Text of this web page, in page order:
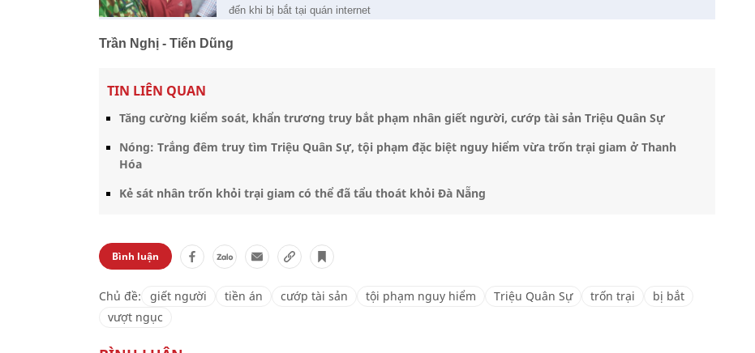
đến khi bị bắt tại quán internet
Trần Nghị - Tiến Dũng
TIN LIÊN QUAN
Tăng cường kiểm soát, khẩn trương truy bắt phạm nhân giết người, cướp tài sản Triệu Quân Sự
Nóng: Trắng đêm truy tìm Triệu Quân Sự, tội phạm đặc biệt nguy hiểm vừa trốn trại giam ở Thanh
Hóa
Kẻ sát nhân trốn khỏi trại giam có thể đã tẩu thoát khỏi Đà Nẵng
Bình luận
Chủ đề: giết người tiền án cướp tài sản tội phạm nguy hiểm Triệu Quân Sự trốn trại
bị bắt
vượt ngục